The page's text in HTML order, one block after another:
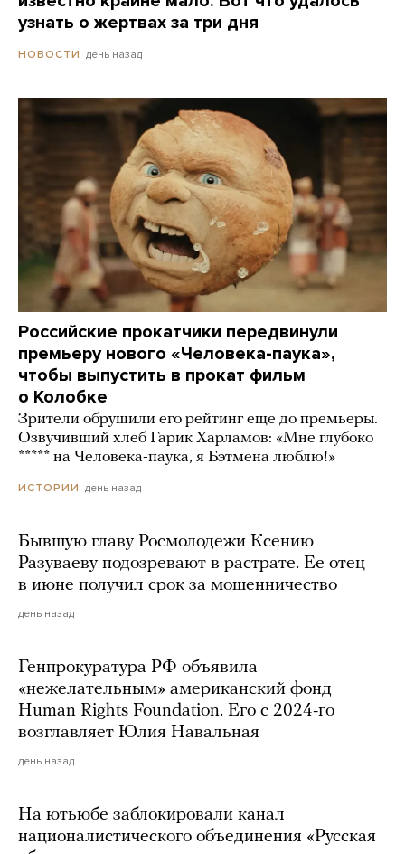
узнать о жертвах за три дня
НОВОСТИ день назад
Российские прокатчики передвинули
премьеру нового «Человека-паука»,
чтобы выпустить в прокат фильм
о Колобке
Зрители обрушили его рейтинг еще до премьеры.
Озвучивший хлеб Гарик Харламов: «Мне глубоко
***** на Человека-паука, я Бэтмена люблю!»
ИСТОРИИ день назад
Бывшую главу Росмолодежи Ксению
Разуваеву подозревают в растрате. Ее отец
в июне получил срок за мошенничество
день назад
Генпрокуратура РФ объявила
«нежелательным» американский фонд
Human Rights Foundation. Его с 2024-го
возглавляет Юлия Навальная
день назад
На ютьюбе заблокировали канал
националистического объединения «Русская